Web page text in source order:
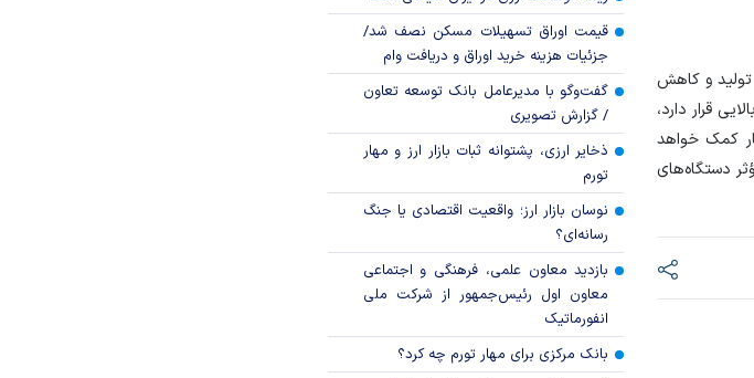
تولید و کاهش
قرار دارد،
کمک خواهد
دستگاه‌های
قیمت اوراق تسهیلات مسکن نصف شد/
جزئیات هزینه خرید اوراق و دریافت وام
گفت‌وگو با مدیرعامل بانک توسعه تعاون
/ گزارش تصویری
ذخایر ارزی، پشتوانه ثبات بازار ارز و مهار
تورم
نوسان بازار ارز؛ واقعیت اقتصادی یا جنگ
رسانه‌ای؟
بازدید معاون علمی، فرهنگی و اجتماعی
معاون اول رئیس‌جمهور از شرکت ملی
انفورماتیک
بانک مرکزی برای مهار تورم چه کرد؟